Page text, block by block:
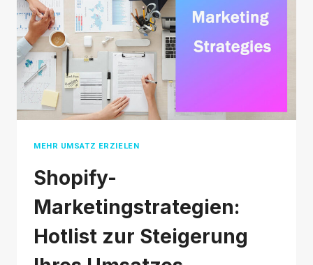
ONLINE-
VERKÄUFER
MEHR UMSATZ ERZIELEN
Shopify-
Marketingstrategien:
Hotlist zur Steigerung